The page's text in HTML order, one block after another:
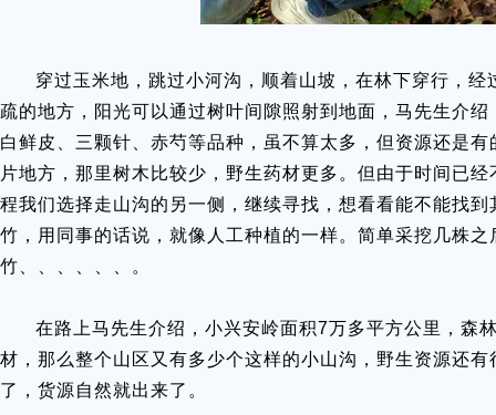
穿过玉米地，跳过小河沟，顺着山坡，在林下穿行，
疏的地方，阳光可以通过树叶间隙照射到地面，马先生介
白鲜皮、三颗针、赤芍等品种，虽不算太多，但资源还是
片地方，那里树木比较少，野生药材更多。但由于时间已
程我们选择走山沟的另一侧，继续寻找，想看看能不能找
竹，用同事的话说，就像人工种植的一样。简单采挖几株
竹、、、、、、。
在路上马先生介绍，小兴安岭面积7万多平方公里，森
材，那么整个山区又有多少个这样的小山沟，野生资源还
了，货源自然就出来了。